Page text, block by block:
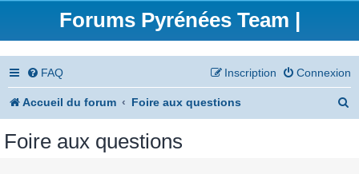
Forums Pyrénées Team |
FAQ Connexion
Inscription
Accueil du forum Foire aux questions
Foire aux questions